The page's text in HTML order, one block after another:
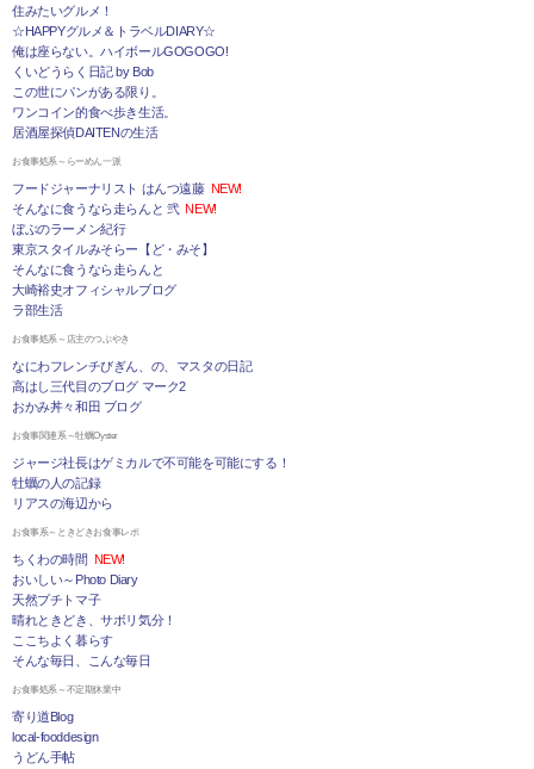
住みたいグルメ！
☆HAPPYグルメ＆トラベルDIARY☆
俺は座らない。ハイボールGOGOGO!
くいどうらく日記 by Bob
この世にパンがある限り。
ワンコイン的食べ歩き生活。
居酒屋探偵DAITENの生活
お食事処系～らーめん一派
フードジャーナリスト はんつ遠藤 NEW!
そんなに食うなら走らんと 弐 NEW!
ぼぶのラーメン紀行
東京スタイルみそらー【ど・みそ】
そんなに食うなら走らんと
大崎裕史オフィシャルブログ
ラ部生活
お食事処系～店主のつぶやき
なにわフレンチびぎん、の、マスタの日記
高はし三代目のブログ マーク2
おかみ丼々和田 ブログ
お食事関連系～牡蠣Oyster
ジャージ社長はゲミカルで不可能を可能にする！
牡蠣の人の記録
リアスの海辺から
お食事系～ときどきお食事レポ
ちくわの時間 NEW!
おいしい～Photo Diary
天然プチトマ子
晴れときどき、サボリ気分！
ここちよく暮らす
そんな毎日、こんな毎日
お食事処系～不定期休業中
寄り道Blog
local-fooddesign
うどん手帖